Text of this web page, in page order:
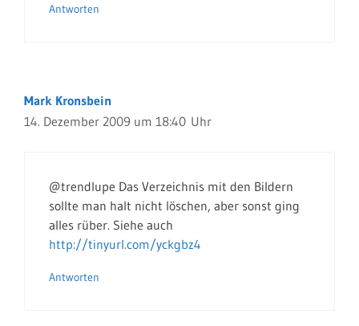
Antworten
Mark Kronsbein
14. Dezember 2009 um 18:40 Uhr
@trendlupe Das Verzeichnis mit den Bildern
sollte man halt nicht löschen, aber sonst ging
alles rüber. Siehe auch
http://tinyurl.com/yckgbz4
Antworten